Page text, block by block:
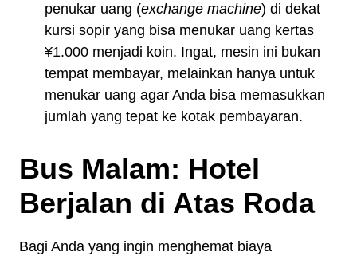
penukar uang (exchange machine) di dekat
kursi sopir yang bisa menukar uang kertas
¥1.000 menjadi koin. Ingat, mesin ini bukan
tempat membayar, melainkan hanya untuk
menukar uang agar Anda bisa memasukkan
jumlah yang tepat ke kotak pembayaran.
Bus Malam: Hotel
Berjalan di Atas Roda
Bagi Anda yang ingin menghemat biaya